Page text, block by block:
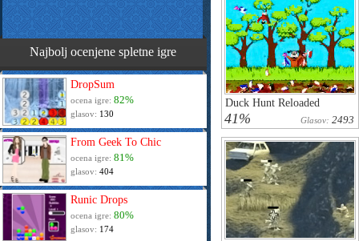
Najbolj ocenjene spletne igre
DropSum
ocena igre: 82%
glasov: 130
From Geek To Chic
ocena igre: 81%
glasov: 404
Runic Drops
ocena igre: 80%
glasov: 174
Duck Hunt Reloaded
41% Glasov: 2493